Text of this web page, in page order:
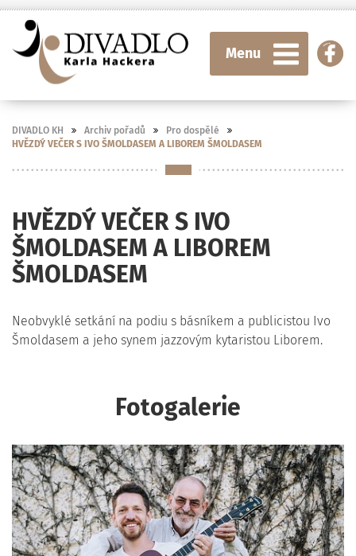
Menu
DIVADLO KH Archiv pořadů
Pro dospělé
HVĚZDÝ VEČER S IVO ŠMOLDASEM A LIBOREM ŠMOLDASEM
HVĚZDÝ VEČER S IVO
ŠMOLDASEM A LIBOREM
ŠMOLDASEM
Neobvyklé setkání na podiu s básníkem a publicistou Ivo
Šmoldasem a jeho synem jazzovým kytaristou Liborem.
Fotogalerie